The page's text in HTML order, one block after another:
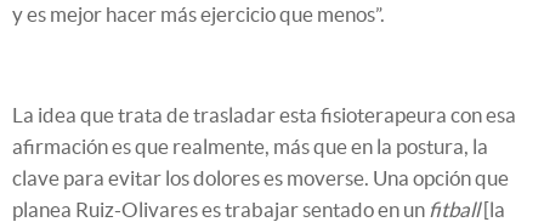
y es mejor hacer más ejercicio que menos”.
La idea que trata de trasladar esta fisioterapeura con esa
afirmación es que realmente, más que en la postura, la
clave para evitar los dolores es moverse. Una opción que
planea Ruiz-Olivares es trabajar sentado en un fitball[la